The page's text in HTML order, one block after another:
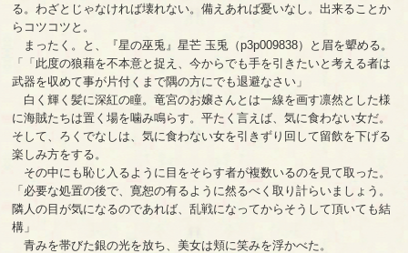
る。わざとじゃなければ壊れない。備えあれば憂いなし。出来ることか
らコツコツと。
まったく。と、『星の巫兎』星芒 玉兎（p3p009838）と眉を顰める。
「「此度の狼藉を不本意と捉え、今からでも手を引きたいと考える者は
武器を収めて事が片付くまで隅の方にでも退避なさい」
白く輝く髪に深紅の瞳。竜宮のお嬢さんとは一線を画す凛然とした様
に海賊たちは置く場を噛み鳴らす。平たく言えば、気に食わない女だ。
そして、ろくでなしは、気に食わない女を引きずり回して留飲を下げる
楽しみ方をする。
その中にも恥じ入るように目をそらす者が複数いるのを見て取った。
「必要な処置の後で、寛恕の有るように然るべく取り計らいましょう。
隣人の目が気になるのであれば、乱戦になってからそうして頂いても結
構」
青みを帯びた銀の光を放ち、美女は頬に笑みを浮かべた。